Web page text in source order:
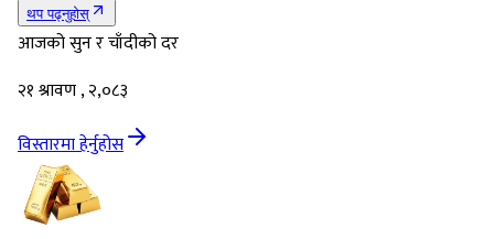
थप पढ्नुहोस्
आजको सुन र चाँदीको दर
२१ श्रावण , २,०८३
विस्तारमा हेर्नुहोस